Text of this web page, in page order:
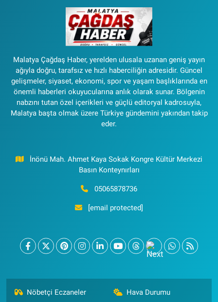
Malatya Çağdaş Haber, yerelden ulusala uzanan geniş yayın
ağıyla doğru, tarafsız ve hızlı haberciliğin adresidir. Güncel
gelişmeler, siyaset, ekonomi, spor ve yaşam başlıklarında en
önemli haberleri okuyucularına anlık olarak sunar. Bölgenin
nabzını tutan özel içerikleri ve güçlü editoryal kadrosuyla,
Malatya başta olmak üzere Türkiye gündemini yakından takip
eder.
İnönü Mah. Ahmet Kaya Sokak Kongre Kültür Merkezi
Basın Konteynırları
05065878736
[email protected]
Nöbetçi Eczaneler Hava Durumu